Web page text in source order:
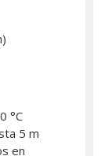
°C
5 m
en